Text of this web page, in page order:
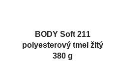
BODY Soft 211
polyesterový tmel žltý
380 g